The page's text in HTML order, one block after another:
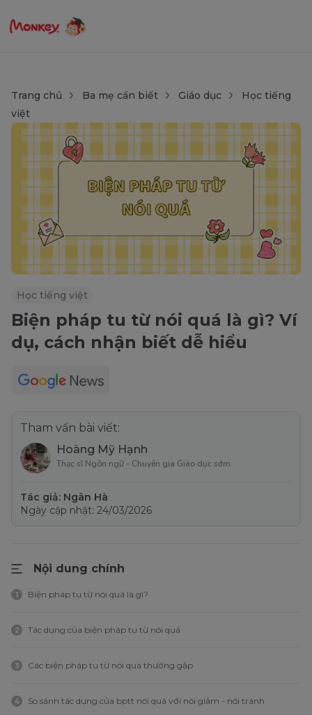
Trang chủ Ba mẹ cần biết Giáo dục
Học tiếng
việt
Học tiếng việt
Biện pháp tu từ nói quá là gì? Ví
dụ, cách nhận biết dễ hiểu
Tham vấn bài viết:
Hoàng Mỹ Hạnh
Thạc sĩ Ngôn ngữ - Chuyên gia Giáo dục sớm
Tác giả: Ngân Hà
Ngày cập nhật: 24/03/2026
Nội dung chính
1 Biện pháp tu từ nói quá là gì?
2 Tác dụng của biện pháp tu từ nói quá
3 Các biện pháp tu từ nói quá thường gặp
4 So sánh tác dụng của bptt nói quá với nói giảm - nói tránh